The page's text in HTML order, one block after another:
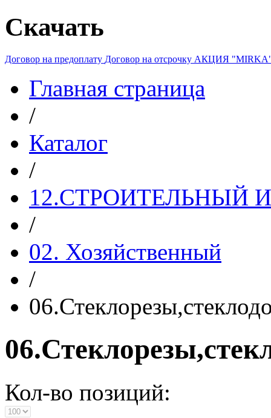
Скачать
Договор на предоплату Договор на отсрочку АКЦИЯ
Главная страница
/
Каталог
/
12.СТРОИТЕЛЬНЫЙ
/
02. Хозяйственный
/
Кол-во позиций: